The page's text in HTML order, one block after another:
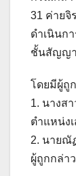
31 ค่ายจิ
ดำเนินก
ชั้นสัญญ
โดยมีผู้ถู
1. นางส
ตำแหน่ง
2. นายณั
ผู้ถูกกล่า